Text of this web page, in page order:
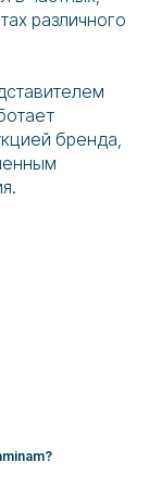
различного
бренда,